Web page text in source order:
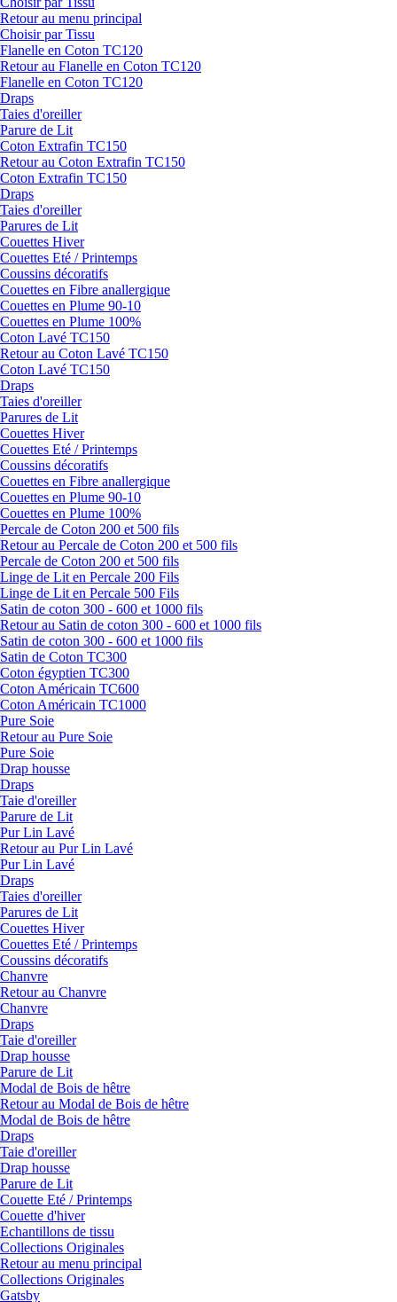
Retour au menu principal
Choisir par Tissu
Flanelle en Coton TC120
Retour au Flanelle en Coton TC120
Flanelle en Coton TC120
Draps
Taies d'oreiller
Parure de Lit
Coton Extrafin TC150
Retour au Coton Extrafin TC150
Coton Extrafin TC150
Draps
Taies d'oreiller
Parures de Lit
Couettes Hiver
Couettes Eté / Printemps
Coussins décoratifs
Couettes en Fibre anallergique
Couettes en Plume 90-10
Couettes en Plume 100%
Coton Lavé TC150
Retour au Coton Lavé TC150
Coton Lavé TC150
Draps
Taies d'oreiller
Parures de Lit
Couettes Hiver
Couettes Eté / Printemps
Coussins décoratifs
Couettes en Fibre anallergique
Couettes en Plume 90-10
Couettes en Plume 100%
Percale de Coton 200 et 500 fils
Retour au Percale de Coton 200 et 500 fils
Percale de Coton 200 et 500 fils
Linge de Lit en Percale 200 Fils
Linge de Lit en Percale 500 Fils
Satin de coton 300 - 600 et 1000 fils
Retour au Satin de coton 300 - 600 et 1000 fils
Satin de coton 300 - 600 et 1000 fils
Satin de Coton TC300
Coton égyptien TC300
Coton Américain TC600
Coton Américain TC1000
Pure Soie
Retour au Pure Soie
Pure Soie
Drap housse
Draps
Taie d'oreiller
Parure de Lit
Pur Lin Lavé
Retour au Pur Lin Lavé
Pur Lin Lavé
Draps
Taies d'oreiller
Parures de Lit
Couettes Hiver
Couettes Eté / Printemps
Coussins décoratifs
Chanvre
Retour au Chanvre
Chanvre
Draps
Taie d'oreiller
Drap housse
Parure de Lit
Modal de Bois de hêtre
Retour au Modal de Bois de hêtre
Modal de Bois de hêtre
Draps
Taie d'oreiller
Drap housse
Parure de Lit
Couette Eté / Printemps
Couette d'hiver
Echantillons de tissu
Collections Originales
Retour au menu principal
Collections Originales
Gatsby